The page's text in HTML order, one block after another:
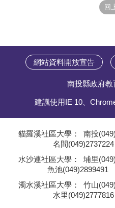
校務行政網站資料開放宣告
南投縣政府
建議使用IE 10、
貓羅溪社區大學： 南投
名間(049)2737224
水沙連社區大學： 埔里
魚池(049)2899491
濁水溪社區大學： 竹山
水里(049)2777816